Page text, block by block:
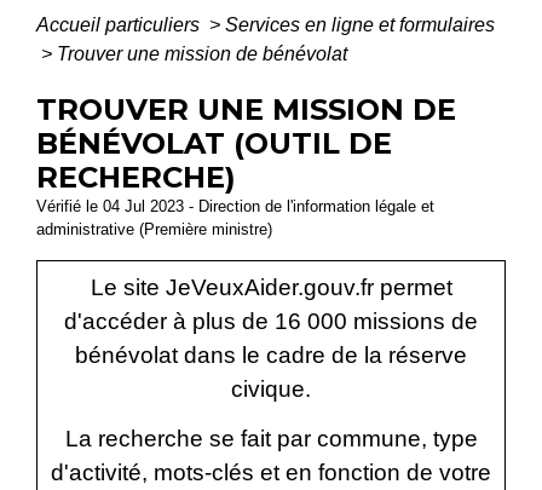
Accueil particuliers > Services en ligne et formulaires
> Trouver une mission de bénévolat
TROUVER UNE MISSION DE
BÉNÉVOLAT (OUTIL DE
RECHERCHE)
Vérifié le 04 Jul 2023 - Direction de l'information légale et
administrative (Première ministre)
Le site JeVeuxAider.gouv.fr permet
d'accéder à plus de 16 000 missions de
bénévolat dans le cadre de la réserve
civique.
La recherche se fait par commune, type
d'activité, mots-clés et en fonction de votre